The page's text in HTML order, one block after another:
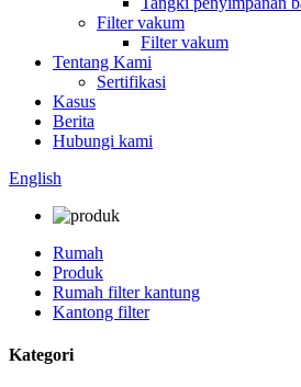
Filter vakum
Filter vakum
Tentang Kami
Sertifikasi
Kasus
Berita
Hubungi kami
English
Rumah
Produk
Rumah filter kantung
Kantong filter
Kategori